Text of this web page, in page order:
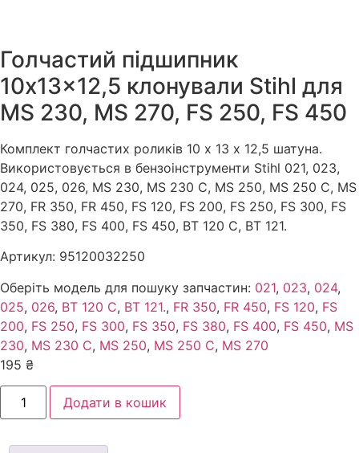
Голчастий підшипник
10x13x12,5 клонували Stihl для
MS 230, MS 270, FS 250, FS 450
Комплект голчастих роликів 10 х 13 х 12,5 шатуна.
Використовується в бензоінструменти Stihl 021, 023,
024, 025, 026, MS 230, MS 230 C, MS 250, MS 250 C, MS
270, FR 350, FR 450, FS 120, FS 200, FS 250, FS 300, FS
350, FS 380, FS 400, FS 450, BT 120 C, BT 121.
Артикул: 95120032250
Оберіть модель для пошуку запчастин: 021, 023, 024,
025, 026, BT 120 C, BT 121., FR 350, FR 450, FS 120, FS
200, FS 250, FS 300, FS 350, FS 380, FS 400, FS 450, MS
230, MS 230 C, MS 250, MS 250 C, MS 270
195 ₴
Голчастий
підшипник
10x13x12,5
Stihl
Додати в кошик